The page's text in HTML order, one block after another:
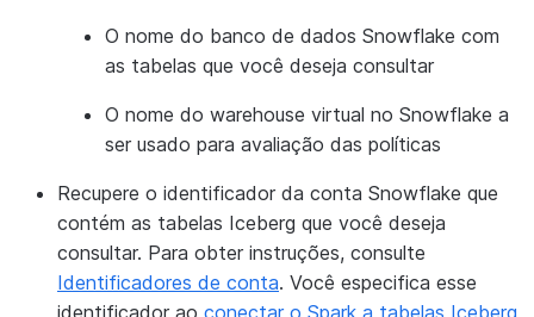
O nome do banco de dados Snowflake com
as tabelas que você deseja consultar
O nome do warehouse virtual no Snowflake a
ser usado para avaliação das políticas
Recupere o identificador da conta Snowflake que
contém as tabelas Iceberg que você deseja
consultar. Para obter instruções, consulte
Identificadores de conta. Você especifica esse
identificador ao conectar o Spark a tabelas Iceberg